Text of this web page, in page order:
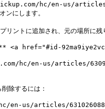
hc/en-us/articles/
ンにします。
ントに追加され、元の場所に残
する** <a href="#id-
en-us/articles/
除するには：
articles/6310260883351-